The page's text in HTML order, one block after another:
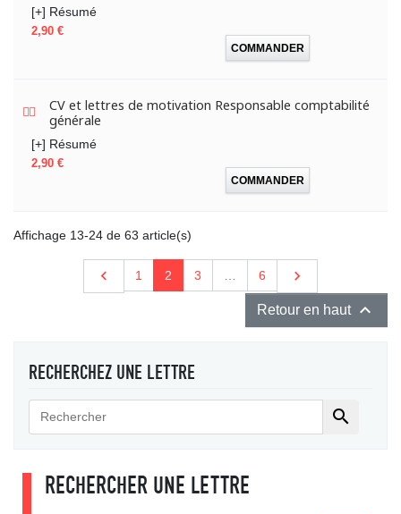
[+] Résumé
Prix
2,90 €
COMMANDER
CV et lettres de motivation Responsable comptabilité
générale
[+] Résumé
Prix
2,90 €
COMMANDER
Affichage 13-24 de 63 article(s)
Précédent
 1 2 3 6 Suivant

Retour en haut 
RECHERCHEZ UNE LETTRE

RECHERCHER UNE LETTRE